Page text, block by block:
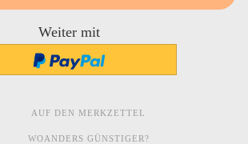
Weiter mit
AUF DEN MERKZETTEL
WOANDERS GÜNSTIGER?